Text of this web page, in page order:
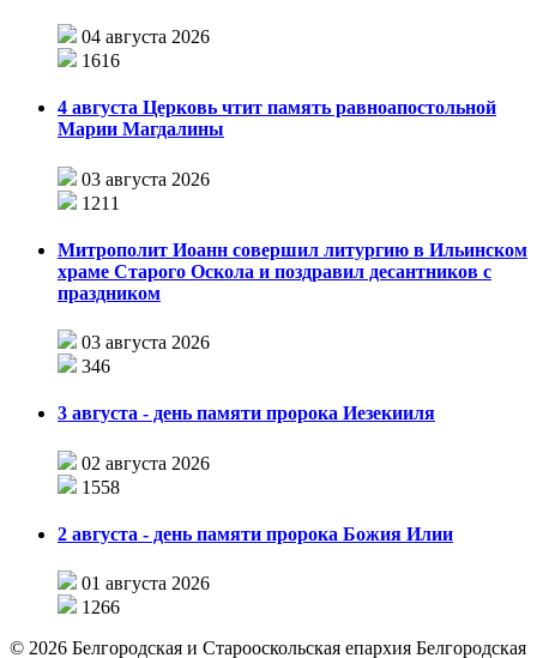
04 августа 2026
1616
4 августа Церковь чтит память равноапостольной
Марии Магдалины
03 августа 2026
1211
Митрополит Иоанн совершил литургию в Ильинском
храме Старого Оскола и поздравил десантников с
праздником
03 августа 2026
346
3 августа - день памяти пророка Иезекииля
02 августа 2026
1558
2 августа - день памяти пророка Божия Илии
01 августа 2026
1266
© 2026 Белгородская и Старооскольская епархия Белгородская